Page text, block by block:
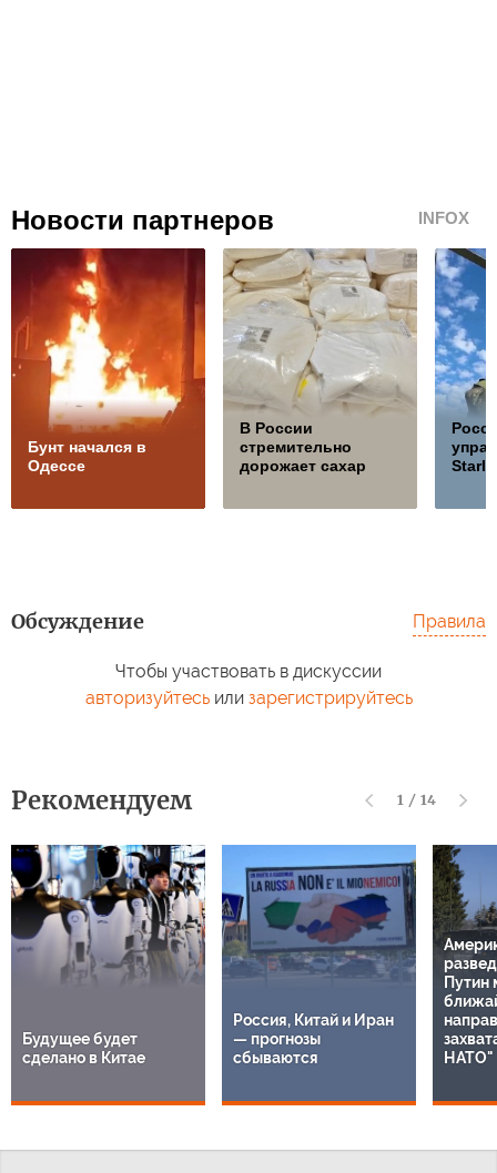
Новости партнеров INFOX
Бунт начался в
Одессе
В России
стремительно
дорожает сахар
Обсуждение Правила
Чтобы участвовать в дискуссии
авторизуйтесьили зарегистрируйтесь
Рекомендуем 1 / 14
Будущее будет
сделано в Китае
Россия, Китай и Иран
— прогнозы
сбываются
Путин
НАТО"